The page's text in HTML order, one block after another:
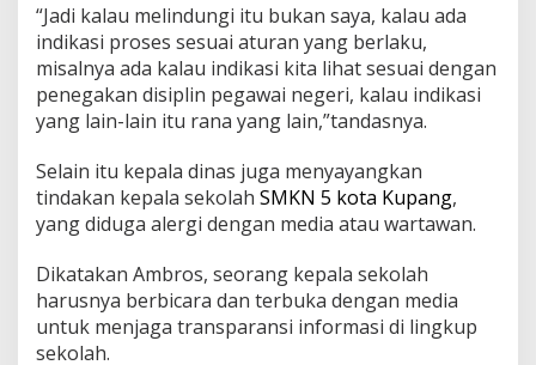
“Jadi kalau melindungi itu bukan saya, kalau ada
indikasi proses sesuai aturan yang berlaku,
misalnya ada kalau indikasi kita lihat sesuai dengan
penegakan disiplin pegawai negeri, kalau indikasi
yang lain-lain itu rana yang lain,”tandasnya.
Selain itu kepala dinas juga menyayangkan
tindakan kepala sekolah SMKN 5 kota Kupang,
yang diduga alergi dengan media atau wartawan.
Dikatakan Ambros, seorang kepala sekolah
harusnya berbicara dan terbuka dengan media
untuk menjaga transparansi informasi di lingkup
sekolah.